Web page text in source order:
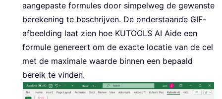
aangepaste formules door simpelweg de gewenste
berekening te beschrijven. De onderstaande GIF-
afbeelding laat zien hoe KUTOOLS AI Aide een
formule genereert om de exacte locatie van de cel
met de maximale waarde binnen een bepaald
bereik te vinden.